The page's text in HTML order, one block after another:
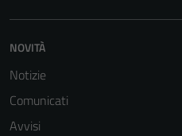
NOVITÀ
Notizie
Comunicati
Avvisi